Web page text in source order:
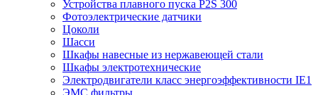
Устройства плавного пуска P2S 300
Фотоэлектрические датчики
Цоколи
Шасси
Шкафы навесные из нержавеющей стали
Шкафы электротехнические
Электродвигатели класс энергоэффективности IE1
ЭМС фильтры